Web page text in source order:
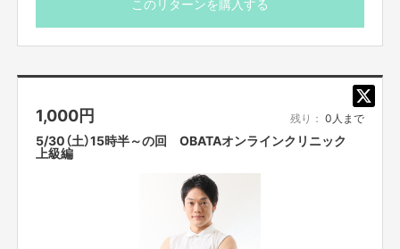
不良品、発送商品間違いの場合、着払いにて対応いたします。
までにはお送りをさせて頂きます。よろしくお願いいたし
プロジェクト本文の末尾に記載されている【ご支援にあ
たってのご注意事項】を必ずご一読ください。
1,000円 残り： 0人まで
5/30（土）15時半～の回 OBATAオンラインクリニック
上級編